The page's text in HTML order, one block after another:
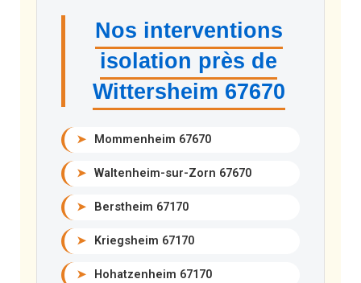
Nos interventions
isolation près de
Wittersheim 67670
➤ Mommenheim 67670
➤ Waltenheim-sur-Zorn 67670
➤ Berstheim 67170
➤ Kriegsheim 67170
➤ Hohatzenheim 67170